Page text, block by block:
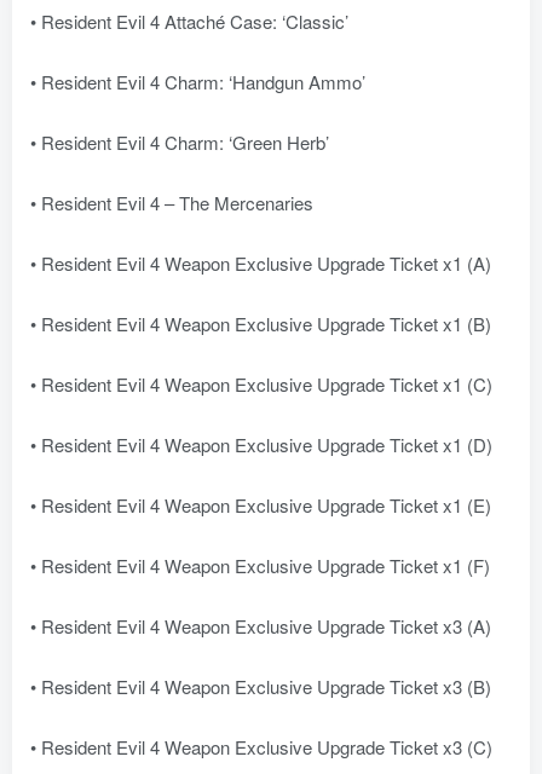
• Resident Evil 4 Attaché Case: ‘Classic’
• Resident Evil 4 Charm: ‘Handgun Ammo’
• Resident Evil 4 Charm: ‘Green Herb’
• Resident Evil 4 – The Mercenaries
• Resident Evil 4 Weapon Exclusive Upgrade Ticket x1 (A)
• Resident Evil 4 Weapon Exclusive Upgrade Ticket x1 (B)
• Resident Evil 4 Weapon Exclusive Upgrade Ticket x1 (C)
• Resident Evil 4 Weapon Exclusive Upgrade Ticket x1 (D)
• Resident Evil 4 Weapon Exclusive Upgrade Ticket x1 (E)
• Resident Evil 4 Weapon Exclusive Upgrade Ticket x1 (F)
• Resident Evil 4 Weapon Exclusive Upgrade Ticket x3 (A)
• Resident Evil 4 Weapon Exclusive Upgrade Ticket x3 (B)
• Resident Evil 4 Weapon Exclusive Upgrade Ticket x3 (C)